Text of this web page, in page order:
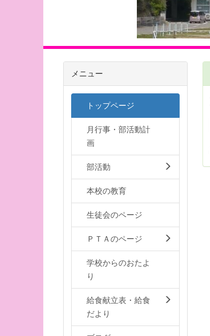
メニュー
トップページ
月行事・部活動計
画
部活動
本校の教育
生徒会のページ
ＰＴＡのページ
学校からのおたよ
り
給食献立表・給食
だより